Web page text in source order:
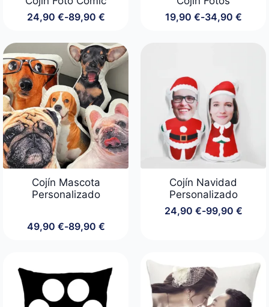
24,90 €-89,90 €
Rango
precios:
desde
24,90 €
hasta
89,90 €
19,90 €-34,90 €
Rango
hasta
34,90 €
Cojín Mascota
Personalizado
49,90 €-89,90 €
Rango
49,90 €
hasta
89,90 €
Cojín Navidad
Personalizado
24,90 €-99,90 €
Rango
hasta
99,90 €